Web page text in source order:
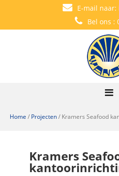
E-mail naar:
Bel ons :
Home / Projecten/ Kramers Seafood
Kramers